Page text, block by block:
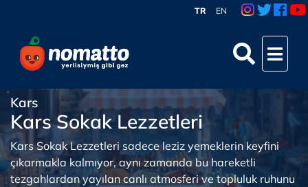
TR EN
Kars
Kars Sokak Lezzetleri
Kars Sokak Lezzetleri sadece leziz yemeklerin keyfini
çıkarmakla kalmıyor, aynı zamanda bu hareketli
tezgahlardan yayılan canlı atmosferi ve topluluk ruhunu